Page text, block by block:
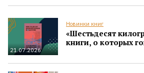
21.07.2026
Новинки книг
«Шестьдесят
книги, о которых